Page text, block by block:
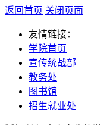
返回首页 关闭页面
友情链接：
学院首页
宣传统战部
教务处
图书馆
招生就业处